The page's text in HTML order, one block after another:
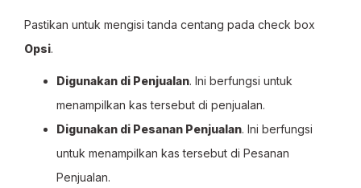
Pastikan untuk mengisi tanda centang pada check box
Opsi.
Digunakan di Penjualan. Ini berfungsi untuk
menampilkan kas tersebut di penjualan.
Digunakan di Pesanan Penjualan. Ini berfungsi
untuk menampilkan kas tersebut di Pesanan
Penjualan.